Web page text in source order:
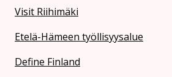
Visit Riihimäki
Etelä-Hämeen työllisyysalue
Define Finland